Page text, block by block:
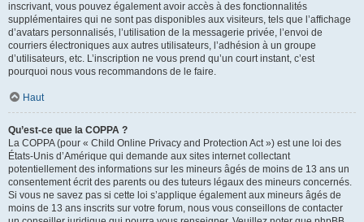
inscrivant, vous pouvez également avoir accès à des fonctionnalités
supplémentaires qui ne sont pas disponibles aux visiteurs, tels que l’affichage
d’avatars personnalisés, l’utilisation de la messagerie privée, l’envoi de
courriers électroniques aux autres utilisateurs, l’adhésion à un groupe
d’utilisateurs, etc. L’inscription ne vous prend qu’un court instant, c’est
pourquoi nous vous recommandons de le faire.
Haut
Qu’est-ce que la COPPA ?
La COPPA (pour « Child Online Privacy and Protection Act ») est une loi des
États-Unis d’Amérique qui demande aux sites internet collectant
potentiellement des informations sur les mineurs âgés de moins de 13 ans un
consentement écrit des parents ou des tuteurs légaux des mineurs concernés.
Si vous ne savez pas si cette loi s’applique également aux mineurs âgés de
moins de 13 ans inscrits sur votre forum, nous vous conseillons de contacter